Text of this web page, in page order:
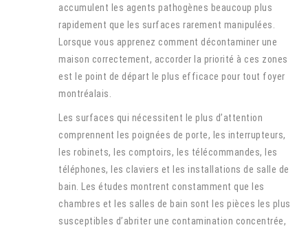
accumulent les agents pathogènes beaucoup plus
rapidement que les surfaces rarement manipulées.
Lorsque vous apprenez comment décontaminer une
maison correctement, accorder la priorité à ces zones
est le point de départ le plus efficace pour tout foyer
montréalais.
Les surfaces qui nécessitent le plus d’attention
comprennent les poignées de porte, les interrupteurs,
les robinets, les comptoirs, les télécommandes, les
téléphones, les claviers et les installations de salle de
bain. Les études montrent constamment que les
chambres et les salles de bain sont les pièces les plus
susceptibles d’abriter une contamination concentrée,